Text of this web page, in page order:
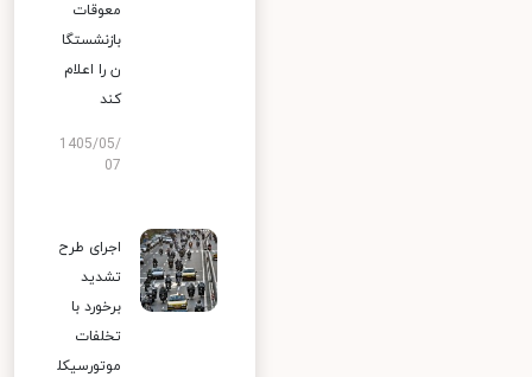
معوقات
بازنشستگا
ن را اعلام
کند
1405/05/
07
اجرای طرح
تشدید
برخورد با
تخلفات
موتورسیکل